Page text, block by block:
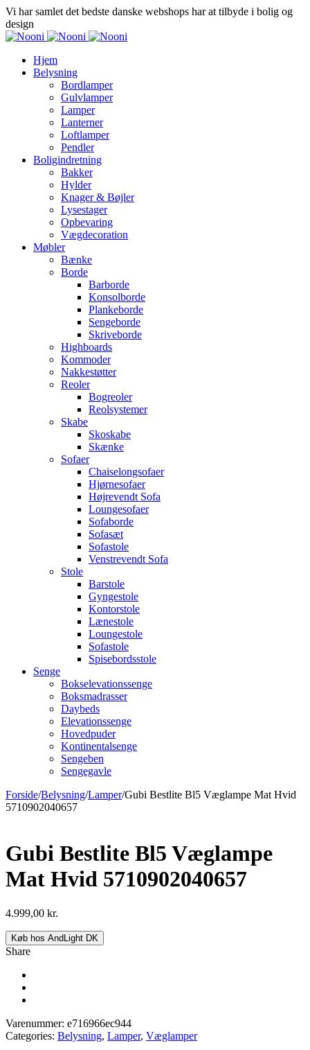
Vi har samlet det bedste danske webshops har at tilbyde i bolig og
design
Hjem
Belysning
Bordlamper
Gulvlamper
Lamper
Lanterner
Loftlamper
Pendler
Boligindretning
Bakker
Hylder
Knager & Bøjler
Lysestager
Opbevaring
Vægdecoration
Møbler
Bænke
Borde
Barborde
Konsolborde
Plankeborde
Sengeborde
Skriveborde
Highboards
Kommoder
Nakkestøtter
Reoler
Bogreoler
Reolsystemer
Skabe
Skoskabe
Skænke
Sofaer
Chaiselongsofaer
Hjørnesofaer
Højrevendt Sofa
Loungesofaer
Sofaborde
Sofasæt
Sofastole
Venstrevendt Sofa
Stole
Barstole
Gyngestole
Kontorstole
Lænestole
Loungestole
Sofastole
Spisebordsstole
Senge
Bokselevationssenge
Boksmadrasser
Daybeds
Elevationssenge
Hovedpuder
Kontinentalsenge
Sengeben
Sengegavle
Forside/Belysning/Lamper/Gubi Bestlite Bl5 Væglampe Mat Hvid
5710902040657
Gubi Bestlite Bl5 Væglampe
Mat Hvid 5710902040657
4.999,00 kr.
Køb hos AndLight DK
Share
Varenummer: e716966ec944
Categories: Belysning, Lamper, Væglamper